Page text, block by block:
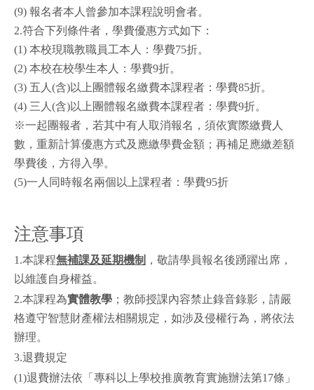
(9) 報名者本人曾參加本課程說明會者。
2.符合下列條件者，學費優惠方式如下：
(1) 本校現職教職員工本人：學費75折。
(2) 本校在校學生本人：學費9折。
(3) 五人(含)以上團體報名繳費本課程者：學費85折。
(4) 三人(含)以上團體報名繳費本課程者：學費9折。
※一起團報者，若其中有人取消報名，須依實際繳費人
數，重新計算優惠方式及應繳學費金額；再補足應繳差額
學費後，方得入學。
(5)一人同時報名兩個以上課程者：學費95折
注意事項
1.本課程無補課及延期機制 ，敬請學員報名後踴躍出席，
以維護自身權益。
2.本課程為實體教學 ；教師授課內容禁止錄音錄影，請嚴
格遵守智慧財產權法相關規定，如涉及侵權行為，將依法
辦理。
3.退費規定
(1)退費辦法依「專科以上學校推廣教育實施辦法第17條」